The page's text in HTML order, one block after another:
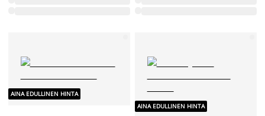
AINA EDULLINEN HINTA
AINA EDULLINEN HINTA